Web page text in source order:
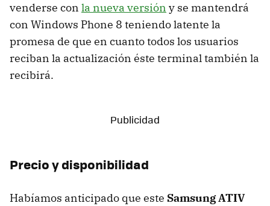
venderse con la nueva versión y se mantendrá
con Windows Phone 8 teniendo latente la
promesa de que en cuanto todos los usuarios
reciban la actualización éste terminal también la
recibirá.
Precio y disponibilidad
Habíamos anticipado que este Samsung ATIV